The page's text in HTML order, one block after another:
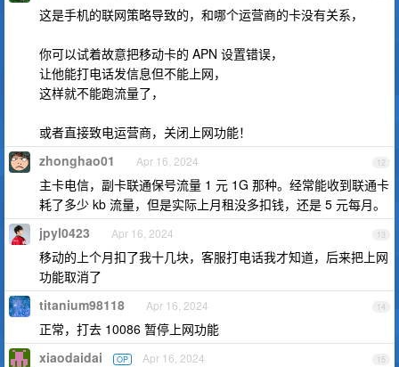
这是手机的联网策略导致的，和哪个运营商的卡没有关系，
你可以试着故意把移动卡的 APN 设置错误，
让他能打电话发信息但不能上网，
这样就不能跑流量了，
或者直接致电运营商，关闭上网功能！
12
zhonghao01 Apr 16, 2024
主卡电信，副卡联通保号流量 1 元 1G 那种。经常能收到联通卡
耗了多少 kb 流量，但是实际上月租没多扣钱，还是 5 元每月。
13
jpyl0423 Apr 16, 2024
移动的上个月扣了我十几块，客服打电话我才知道，后来把上网
功能取消了
14
titanium98118 Apr 16, 2024
正常，打去 10086 暂停上网功能
15
xiaodaidai OP Apr 16, 2024